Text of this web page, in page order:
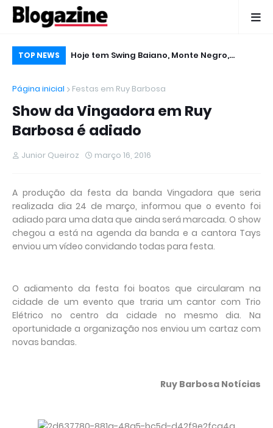
TOP NEWS
Hoje tem Swing Baiano, Monte Negro,
2016 em Ruy Barbosa
Página inicial
Festas em Ruy Barbosa
Show da Vingadora em Ruy
Barbosa é adiado
Junior Queiroz março 16, 2016
A produção da festa da banda Vingadora que seria
realizada dia 24 de março, informou que o evento foi
adiado para uma data que ainda será marcada. O show
chegou a está na agenda da banda e a cantora Tays
enviou um vídeo convidando todas para festa.
O adiamento da festa foi boatos que circularam na
cidade de um evento que traria um cantor com Trio
Elétrico no centro da cidade no mesmo dia. Na
oportunidade a organização nos enviou um cartaz com
novas bandas.
Ruy Barbosa Notícias